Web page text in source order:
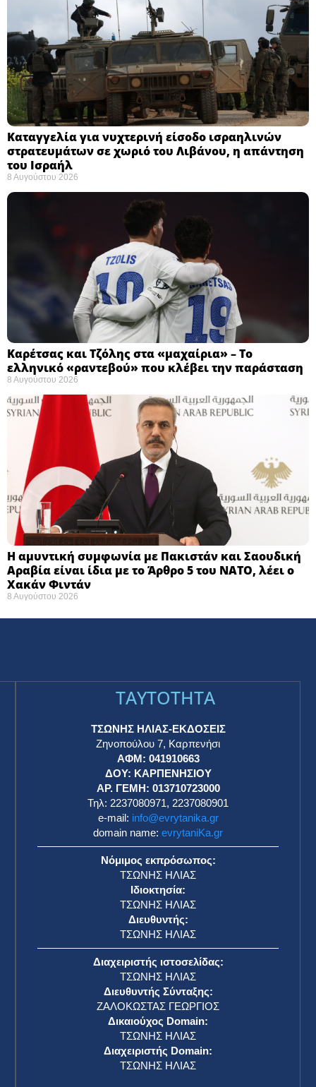
Καταγγελία για νυχτερινή είσοδο ισραηλινών
στρατευμάτων σε χωριό του Λιβάνου, η απάντηση
του Ισραήλ
8 Αυγούστου 2026
Καρέτσας και Τζόλης στα «μαχαίρια» – Το
ελληνικό «ραντεβού» που κλέβει την παράσταση
8 Αυγούστου 2026
Η αμυντική συμφωνία με Πακιστάν και Σαουδική
Αραβία είναι ίδια με το Άρθρο 5 του ΝΑΤΟ, λέει ο
Χακάν Φιντάν
8 Αυγούστου 2026
TAYTOTHTA
ΤΣΩΝΗΣ ΗΛΙΑΣ-ΕΚΔΟΣΕΙΣ
Ζηνοπούλου 7, Καρπενήσι
ΑΦΜ: 041910663
ΔΟΥ: ΚΑΡΠΕΝΗΣΙΟΥ
ΑΡ. ΓΕΜΗ: 013710723000
Τηλ: 2237080971, 2237080901
e-mail: info@evrytanika.gr
domain name: evrytaniKa.gr
Νόμιμος εκπρόσωπος:
ΤΣΩΝΗΣ ΗΛΙΑΣ
Ιδιοκτησία:
ΤΣΩΝΗΣ ΗΛΙΑΣ
Διευθυντής:
ΤΣΩΝΗΣ ΗΛΙΑΣ
Διαχειριστής ιστοσελίδας:
ΤΣΩΝΗΣ ΗΛΙΑΣ
Διευθυντής Σύνταξης:
ΖΑΛΟΚΩΣΤΑΣ ΓΕΩΡΓΙΟΣ
Δικαιούχος Domain:
ΤΣΩΝΗΣ ΗΛΙΑΣ
Διαχειριστής Domain:
ΤΣΩΝΗΣ ΗΛΙΑΣ